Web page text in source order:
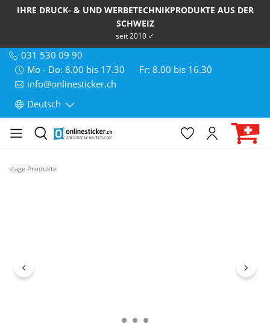
IHRE DRUCK- & UND WERBETECHNIKPRODUKTE AUS DER
SCHWEIZ
seit 2010 ✓
031 530 09 90
Mo - Do: 8.00 bis 17.30
Fr: 8.00 bis 16.30
info@onlinesticker.ch
Deutsch
stage Produkte